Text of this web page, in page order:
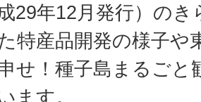
29年12月発行）の
特産品開発の様子や
せ！種子島まるご
ます。